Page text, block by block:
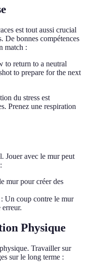
est tout aussi crucial
De bonnes compétences
match :
to return to a neutral
to prepare for the next
du stress est
Prenez une respiration
Jouer avec le mur peut
mur pour créer des
: Un coup contre le mur
erreur.
Physique
Travailler sur
sur le long terme :